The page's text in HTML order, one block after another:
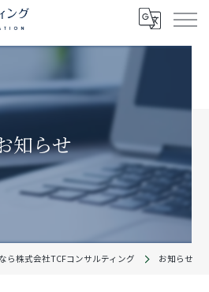
知らせ
ら株式会社TCFコンサルティング お知らせ